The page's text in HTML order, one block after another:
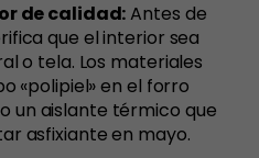
de calidad:Antes de
que el interior sea
o tela. Los materiales
«polipiel» en el forro
un aislante térmico que
asfixiante en mayo.